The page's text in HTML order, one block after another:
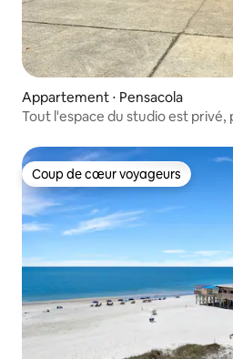
Appartement ⋅ Pensacola
Tout l'espace du studio est
Coup de cœur voyageurs
Coup de cœur voyageurs